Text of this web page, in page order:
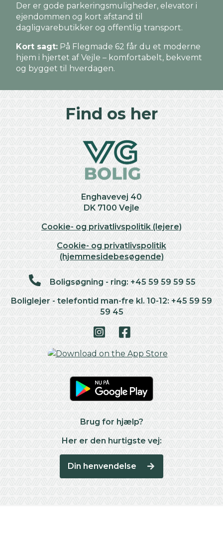
Der er gode parkeringsmuligheder, elevator i
ejendommen og kort afstand til
dagligvarebutikker og offentlig transport.
Kort sagt: På Flegmade 62 får du et moderne
hjem i hjertet af Vejle – komfortabelt, bekvemt
og bygget til hverdagen.
Find os her
Enghavevej 40
DK 7100 Vejle
Cookie- og privatlivspolitik (lejere)
Cookie- og privatlivspolitik
(hjemmesidebesøgende)
Boligsøgning - ring: +45 59 59 59 55
Boliglejer - telefontid man-fre kl. 10-12: +45 59 59
59 45
Brug for hjælp?
Her er den hurtigste vej:
Din henvendelse